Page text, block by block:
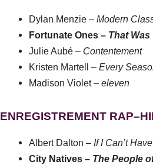
Dylan Menzie –Modern
Fortunate Ones – That Was
Julie Aubé – Contentement
Kristen Martell –Every
Madison Violet –eleven
ENREGISTREMENT
Albert Dalton – If I Can’t
City Natives – The People